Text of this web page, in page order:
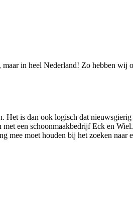
in heel Nederland! Zo hebben
is dan ook logisch dat
een schoonmaakbedrijf Eck en
mee moet houden bij het zoeken naar